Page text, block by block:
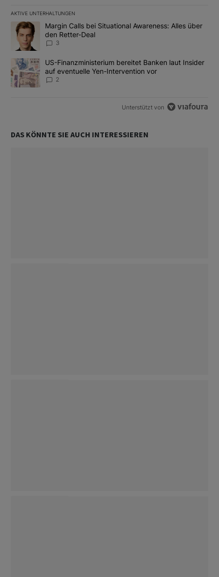
AKTIVE UNTERHALTUNGEN
Das Folgende ist eine Liste der am meisten kommentierten
Ein Trendartikel mit dem Titel "Margin Calls bei Situational
Margin Calls bei Situational Awareness: Alles über
den Retter-Deal
3
Ein Trendartikel mit dem Titel "US-Finanzministerium bereitet
US-Finanzministerium bereitet Banken laut Insider
auf eventuelle Yen-Intervention vor
2
Unterstützt von
DAS KÖNNTE SIE AUCH INTERESSIEREN